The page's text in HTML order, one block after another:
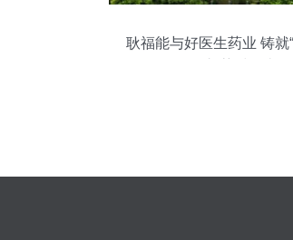
耿福能与好医生药业 铸就